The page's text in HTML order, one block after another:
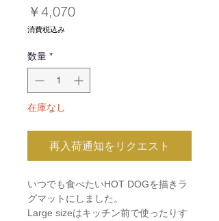
￥4,070価
消費税込み
数量 *
在庫なし
再入荷通知をリクエスト
いつでも食べたいHOT DOGを描きラ
グマットにしました。
Large sizeはキッチン前で使ったりす